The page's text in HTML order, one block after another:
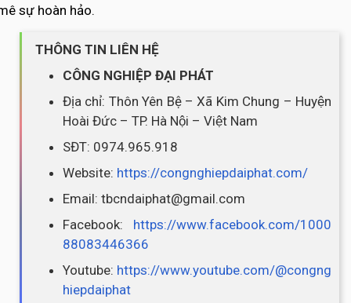
sự hoàn hảo.
THÔNG TIN LIÊN HỆ
CÔNG NGHIỆP ĐẠI PHÁT
Địa chỉ: Thôn Yên Bệ – Xã Kim Chung – Huyện
Hoài Đức – TP. Hà Nội – Việt Nam
SĐT: 0974.965.918
Website: https://congnghiepdaiphat.com/
Email: tbcndaiphat@gmail.com
Facebook: https://www.facebook.com/1000
88083446366
Youtube: https://www.youtube.com/@congng
hiepdaiphat